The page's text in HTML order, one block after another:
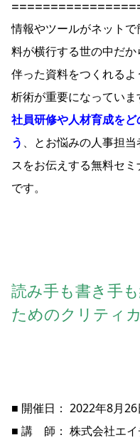
情報やツールがネット
料が横行する世の中だ
伴った資料をつくれる
析術が重要になっていま
社員研修や人材育成を
う 、とお悩みの人事担
スをお伝えする無料セミ
です。
読み手も書き手
ためのクリティ
■ 開催日： 2022年8月
■ 講 師： 株式会社エ